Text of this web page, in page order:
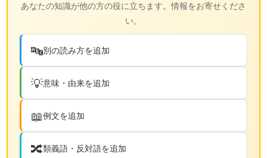
あなたの知識が他の方の役に立ちます。情報をお寄せくださ
い。
🔤別の読み方を追加
💡意味・由来を追加
📖例文を追加
🔀類義語・反対語を追加